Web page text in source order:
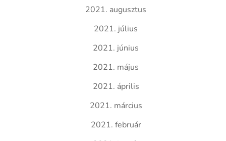
2021. augusztus
2021. július
2021. június
2021. május
2021. április
2021. március
2021. február